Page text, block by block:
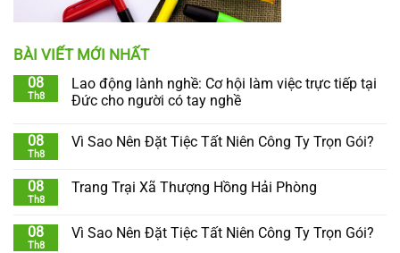
BÀI VIẾT MỚI NHẤT
08
Th8
Lao động lành nghề: Cơ hội làm việc trực tiếp tại
Đức cho người có tay nghề
08
Th8
Vì Sao Nên Đặt Tiệc Tất Niên Công Ty Trọn Gói?
08
Th8
Trang Trại Xã Thượng Hồng Hải Phòng
08
Th8
Vì Sao Nên Đặt Tiệc Tất Niên Công Ty Trọn Gói?